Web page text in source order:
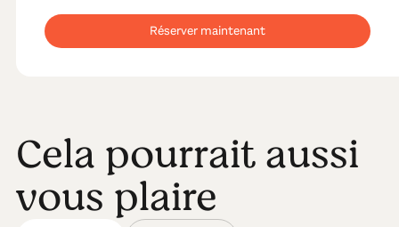
Réserver maintenant
Cela pourrait aussi
vous plaire